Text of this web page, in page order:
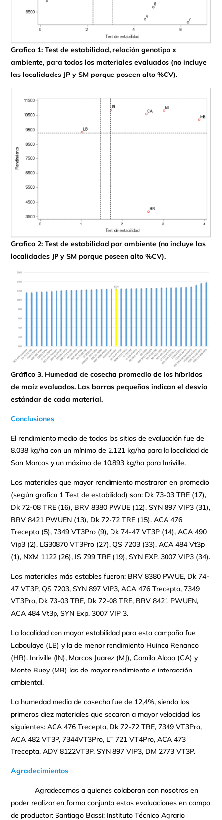
Grafico 1: Test de estabilidad, relación genotipo x
ambiente, para todos los materiales evaluados (no incluye
las localidades JP y SM porque poseen alto %CV).
Grafico 2: Test de estabilidad por ambiente (no incluye las
localidades JP y SM porque poseen alto %CV).
Gráfico 3. Humedad de cosecha promedio de los híbridos
de maíz evaluados. Las barras pequeñas indican el desvío
estándar de cada material.
Conclusiones
El rendimiento medio de todos los sitios de evaluación fue de
8.038 kg/ha con un mínimo de 2.121 kg/ha para la localidad de
San Marcos y un máximo de 10.893 kg/ha para Inriville.
Los materiales que mayor rendimiento mostraron en promedio
(según grafico 1 Test de estabilidad) son: Dk 73-03 TRE (17),
Dk 72-08 TRE (16), BRV 8380 PWUE (12), SYN 897 VIP3 (31),
BRV 8421 PWUEN (13), Dk 72-72 TRE (15), ACA 476
Trecepta (5), 7349 VT3Pro (9), Dk 74-47 VT3P (14), ACA 490
Vip3 (2), LG30870 VT3Pro (27), QS 7203 (33), ACA 484 Vt3p
(1), NXM 1122 (26), IS 799 TRE (19), SYN EXP. 3007 VIP3 (34).
Los materiales más estables fueron: BRV 8380 PWUE, Dk 74-
47 VT3P, QS 7203, SYN 897 VIP3, ACA 476 Trecepta, 7349
VT3Pro, Dk 73-03 TRE, Dk 72-08 TRE, BRV 8421 PWUEN,
ACA 484 Vt3p, SYN Exp. 3007 VIP 3.
La localidad con mayor estabilidad para esta campaña fue
Laboulaye (LB) y la de menor rendimiento Huinca Renanco
(HR). Inriville (IN), Marcos Juarez (MJ), Camilo Aldao (CA) y
Monte Buey (MB) las de mayor rendimiento e interacción
ambiental.
La humedad media de cosecha fue de 12,4%, siendo los
primeros diez materiales que secaron a mayor velocidad los
siguientes: ACA 476 Trecepta, Dk 72-72 TRE, 7349 VT3Pro,
ACA 482 VT3P, 7344VT3Pro, LT 721 VT4Pro, ACA 473
Trecepta, ADV 8122VT3P, SYN 897 VIP3, DM 2773 VT3P.
Agradecimientos
Agradecemos a quienes colaboran con nosotros en
poder realizar en forma conjunta estas evaluaciones en campo
de productor: Santiago Bassi; Instituto Técnico Agrario